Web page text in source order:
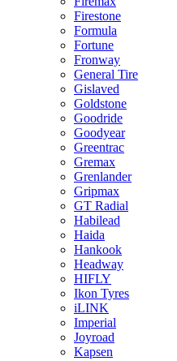
Firestone
Formula
Fortune
Fronway
General Tire
Gislaved
Goldstone
Goodride
Goodyear
Greentrac
Gremax
Grenlander
Gripmax
GT Radial
Habilead
Haida
Hankook
Headway
HIFLY
Ikon Tyres
iLINK
Imperial
Joyroad
Kapsen